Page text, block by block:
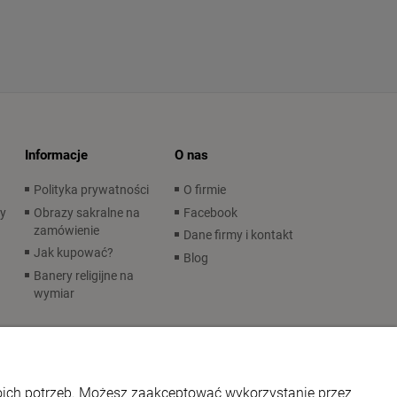
Informacje
Polityka prywatności
Obrazy sakralne na
zamówienie
Jak kupować?
Banery religijne na
wymiar
O nas
O firmie
Facebook
Dane firmy i kontakt
Blog
potrzeb. Możesz zaakceptować wykorzystanie przez